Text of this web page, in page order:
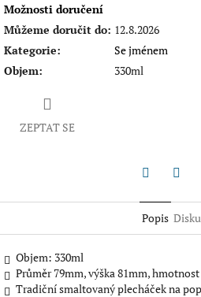
Možnosti doručení
Můžeme doručit do: 12.8.2026
Kategorie:
Se jménem
Objem: 330ml
ZEPTAT SE
Popis
Objem: 330ml
Průměr 79mm, výška 81mm, hmotnost
Tradiční smaltovaný plecháček na